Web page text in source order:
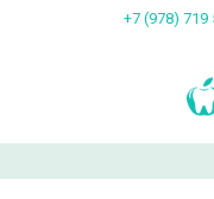
+7 (978) 719